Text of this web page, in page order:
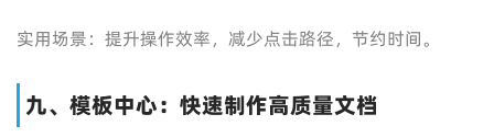
实用场景：提升操作效率，减少点击路径，节约时间。
九、模板中心：快速制作高质量文档